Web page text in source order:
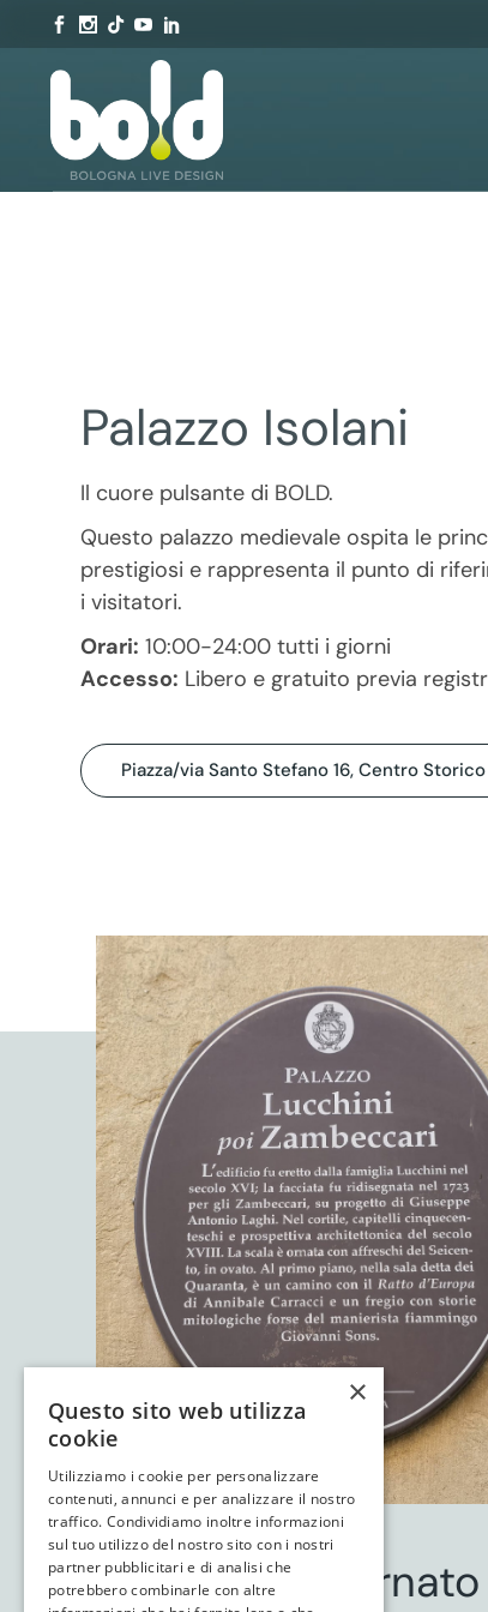
Palazzo Isolani
Il cuore pulsante di BOLD.
Questo palazzo medievale ospita le
prestigiosi e rappresenta il punto di
i visitatori.
Orari: 10:00-24:00 tutti i giorni
Accesso: Libero e gratuito previa
Piazza/via Santo Stefano 16, Centro Storico
Resta aggiornato
×
Questo sito web utilizza
cookie
Utilizziamo i cookie per personalizzare
contenuti, annunci e per analizzare il nostro
traffico. Condividiamo inoltre informazioni
sul tuo utilizzo del nostro sito con i nostri
partner pubblicitari e di analisi che
potrebbero combinarle con altre